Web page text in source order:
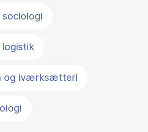
logistik
og iværksætteri